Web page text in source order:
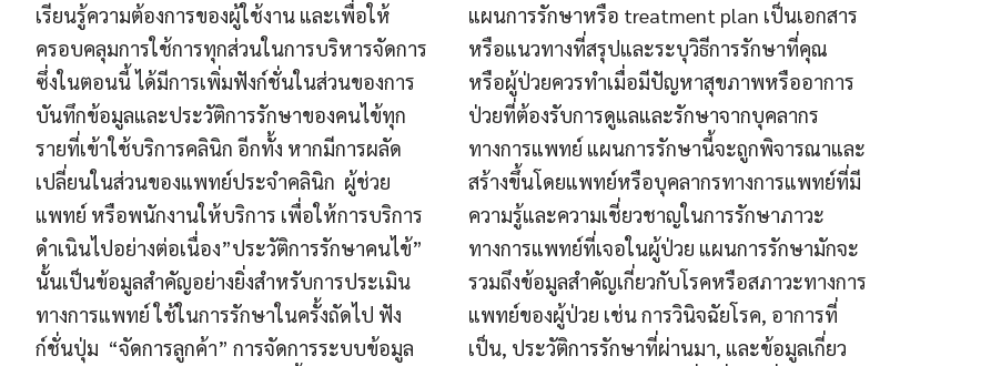
เรียนรู้ความต้องการของผู้ใช้งาน และเพื่อให้
ครอบคลุมการใช้การทุกส่วนในการบริหารจัดการ
ซึ่งในตอนนี้ ได้มีการเพิ่มฟังก์ชั่นในส่วนของการ
บันทึกข้อมูลและประวัติการรักษาของคนไข้ทุก
รายที่เข้าใช้บริการคลินิก อีกทั้ง หากมีการผลัด
เปลี่ยนในส่วนของแพทย์ประจำคลินิก ผู้ช่วย
แพทย์ หรือพนักงานให้บริการ เพื่อให้การบริการ
ดำเนินไปอย่างต่อเนื่อง”ประวัติการรักษาคนไข้”
นั้นเป็นข้อมูลสำคัญอย่างยิ่งสำหรับการประเมิน
ทางการแพทย์ ใช้ในการรักษาในครั้งถัดไป ฟัง
ก์ชั่นปุ่ม “จัดการลูกค้า” การจัดการระบบข้อมูล
แผนการรักษาหรือ treatment plan เป็นเอกสาร
หรือแนวทางที่สรุปและระบุวิธีการรักษาที่คุณ
หรือผู้ป่วยควรทำเมื่อมีปัญหาสุขภาพหรืออาการ
ป่วยที่ต้องรับการดูแลและรักษาจากบุคลากร
ทางการแพทย์ แผนการรักษานี้จะถูกพิจารณาและ
สร้างขึ้นโดยแพทย์หรือบุคลากรทางการแพทย์ที่มี
ความรู้และความเชี่ยวชาญในการรักษาภาวะ
ทางการแพทย์ที่เจอในผู้ป่วย แผนการรักษามักจะ
รวมถึงข้อมูลสำคัญเกี่ยวกับโรคหรือสภาวะทางการ
แพทย์ของผู้ป่วย เช่น การวินิจฉัยโรค, อาการที่
เป็น, ประวัติการรักษาที่ผ่านมา, และข้อมูลเกี่ยว